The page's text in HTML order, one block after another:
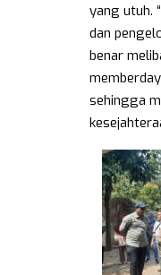
yang utuh.
dan
benar
sehingga